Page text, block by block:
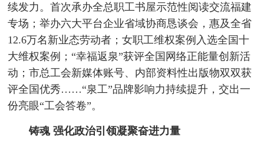
续发力。首次承办全总职工书屋示范性阅读交流福建
专场；举办六大平台企业省域协商恳谈会，惠及全省
12.6万名新业态劳动者；女职工维权案例入选全国十
大维权案例；“幸福返泉”获评全国网络正能量创新活
动；市总工会新媒体账号、内部资料性出版物双双获
评全国优秀……“泉工”品牌影响力持续提升，交出一
份亮眼“工会答卷”。
铸魂 强化政治引领凝聚奋进力量